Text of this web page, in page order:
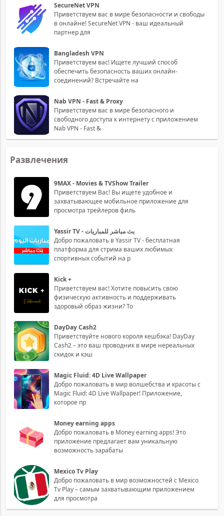
SecureNet VPN
Приветствуем вас в мире безопасности и свободы
в онлайне! SecureNet VPN - ваш идеальный
партнер для
Bangladesh VPN
Приветствуем вас! Ищете лучший способ
обеспечить безопасность ваших онлайн-
соединений? Встречайте на
Nab VPN - Fast & Proxy
Приветствуем вас в мире безопасного и
свободного доступа к интернету с приложением
Nab VPN - Fast &
Развлечения
9MAX - Movies & TVShow Trailer
Приветствуем Вас! Вы ищете удобное и
захватывающее мобильное приложение для
просмотра трейлеров филь
Yassir TV - بث مباشر للمباريات
Добро пожаловать в Yassir TV - бесплатная
платформа для стрима ваших любимых
спортивных событий на р
Kick +
Приветствуем вас! Хотите повысить свою
физическую активность и поддерживать
здоровый образ жизни? То
DayDay Cash2
Приветствуйте нового короля кешбэка! DayDay
Cash2 – это ваш проводник в мире нереальных
скидок и кэш
Magic Fluid: 4D Live Wallpaper
Добро пожаловать в мир волшебства и красоты с
Magic Fluid: 4D Live Wallpaper! Приложение,
которое пр
Money earning apps
Добро пожаловать в Money earning apps! Это
приложение предлагает вам уникальную
возможность зарабаты
Mexico Tv Play
Добро пожаловать в мир возможностей с Mexico
Tv Play – самым захватывающим приложением
для просмотра